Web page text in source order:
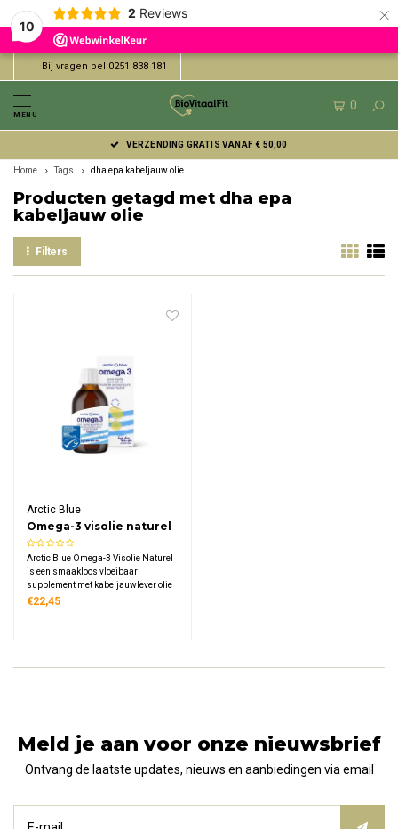
10
2 Reviews ×
Bij vragen bel 0251 838 181
MENU
0
VERZENDING GRATIS VANAF € 50,00
Home Tags dha epa kabeljauw olie
Producten getagd met dha epa
kabeljauw olie
Filters
Arctic Blue
Omega-3 visolie naturel
DHA & EPA
Arctic Blue Omega-3 Visolie Naturel
is een smaakloos vloeibaar
supplement met kabeljauwlever olie
uit Noorwegen. Deze MSC-
€22,45
Meld je aan voor onze nieuwsbrief
Ontvang de laatste updates, nieuws en aanbiedingen via email